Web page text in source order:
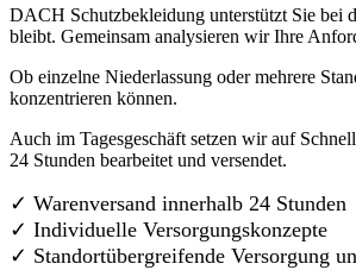
DACH Schutzbekleidung unterstützt Sie bei
bleibt. Gemeinsam analysieren wir Ihre
Ob einzelne Niederlassung oder mehrere
konzentrieren können.
Auch im Tagesgeschäft setzen wir auf
24 Stunden bearbeitet und versendet.
✓ Warenversand innerhalb 24 Stunden
✓ Individuelle Versorgungskonzepte
✓ Standortübergreifende Versorgung